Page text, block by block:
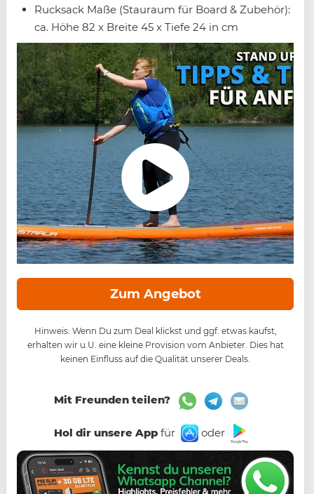
Rucksack Maße (Stauraum für Board & Zubehör):
ca. Höhe 82 x Breite 45 x Tiefe 24 in cm
Zum Angebot
Hinweis: Wenn Du zum Deal klickst und ggf. etwas kaufst,
erhalten wir u.U. eine kleine Provision vom Anbieter. Dies hat
keinen Einfluss auf die Qualität unserer Deals.
Mit Freunden teilen?
Hol dir unsere Appfür oder